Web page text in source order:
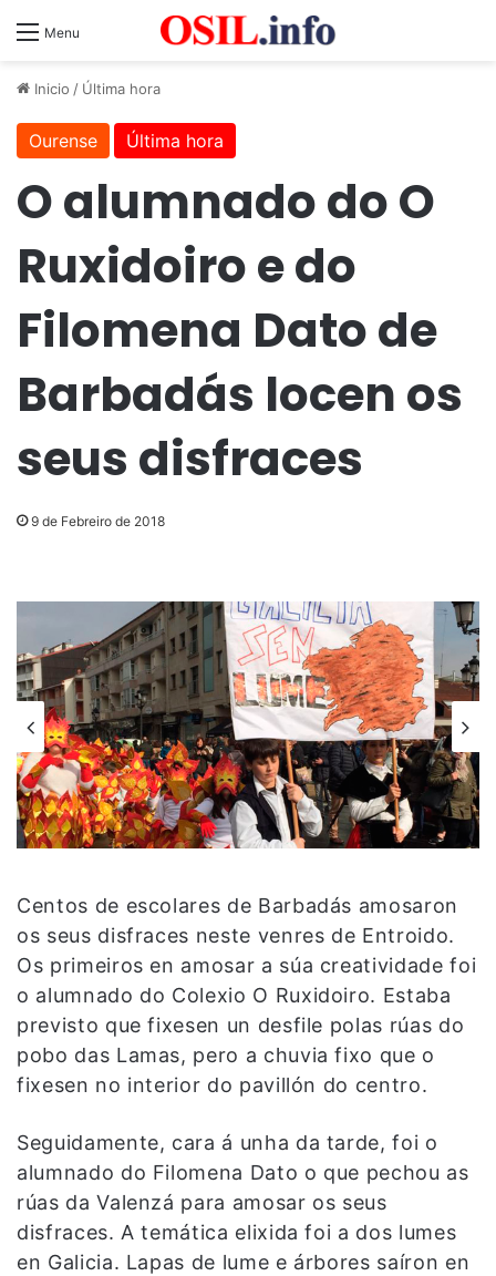
Menu
Inicio / Última hora
Ourense Última hora
O alumnado do O
Ruxidoiro e do
Filomena Dato de
Barbadás locen os
seus disfraces
9 de Febreiro de 2018
Centos de escolares de Barbadás amosaron
os seus disfraces neste venres de Entroido.
Os primeiros en amosar a súa creatividade foi
o alumnado do Colexio O Ruxidoiro. Estaba
previsto que fixesen un desfile polas rúas do
pobo das Lamas, pero a chuvia fixo que o
fixesen no interior do pavillón do centro.
Seguidamente, cara á unha da tarde, foi o
alumnado do Filomena Dato o que pechou as
rúas da Valenzá para amosar os seus
disfraces. A temática elixida foi a dos lumes
en Galicia. Lapas de lume e árbores saíron en